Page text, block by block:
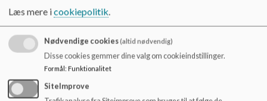
Tirsdag 8.00 - 13.00
Onsdag 8.00 - 13.00
Torsdag 8.00 - 13.00
Fredag 8.00 - 13.00
Læs mere icookiepolitik.
Nødvendige cookies(altid nødvendig)
Disse cookies gemmer dine valg om cookieindstillinger.
Formål: Funktionalitet
SiteImprove